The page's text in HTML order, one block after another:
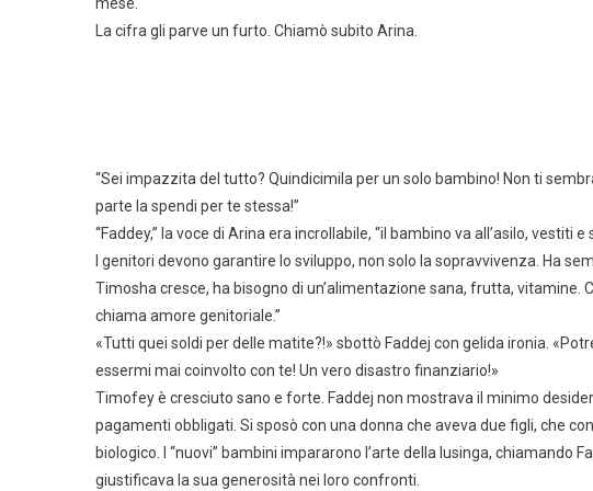
La cifra gli parve un furto. Chiamò subito Arina.
“Sei impazzita del tutto? Quindicimila per un solo bambino! Non ti
parte la spendi per te stessa!”
“Faddey,” la voce di Arina era incrollabile, “il bambino va all’asilo,
I genitori devono garantire lo sviluppo, non solo la sopravvivenza. Ha
Timosha cresce, ha bisogno di un’alimentazione sana, frutta, vitamine.
chiama amore genitoriale.”
«Tutti quei soldi per delle matite?!» sbottò Faddej con gelida ironia.
essermi mai coinvolto con te! Un vero disastro finanziario!»
Timofey è cresciuto sano e forte. Faddej non mostrava il minimo
pagamenti obbligati. Si sposò con una donna che aveva due figli, che
biologico. I “nuovi” bambini impararono l’arte della lusinga, chiamando
giustificava la sua generosità nei loro confronti.